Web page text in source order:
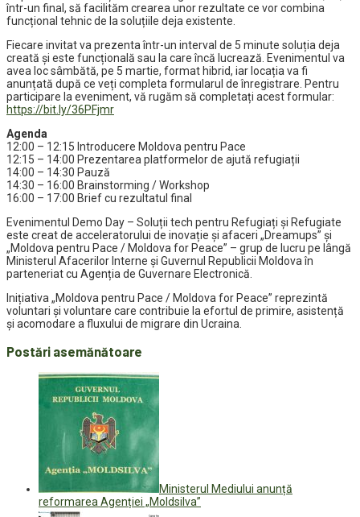
într-un final, să facilităm crearea unor rezultate ce vor combina
funcțional tehnic de la soluțiile deja existente.
Fiecare invitat va prezenta într-un interval de 5 minute soluția deja
creată și este funcțională sau la care încă lucrează. Evenimentul va
avea loc sâmbătă, pe 5 martie, format hibrid, iar locația va fi
anunțată după ce veți completa formularul de înregistrare. Pentru
participare la eveniment, vă rugăm să completați acest formular:
https://bit.ly/36PFjmr
Agenda
12:00 – 12:15 Introducere Moldova pentru Pace
12:15 – 14:00 Prezentarea platformelor de ajută refugiații
14:00 – 14:30 Pauză
14:30 – 16:00 Brainstorming / Workshop
16:00 – 17:00 Brief cu rezultatul final
Evenimentul Demo Day – Soluții tech pentru Refugiați și Refugiate
este creat de acceleratorului de inovație și afaceri „Dreamups” și
„Moldova pentru Pace / Moldova for Peace” – grup de lucru pe lângă
Ministerul Afacerilor Interne și Guvernul Republicii Moldova în
parteneriat cu Agenția de Guvernare Electronică.
Inițiativa „Moldova pentru Pace / Moldova for Peace” reprezintă
voluntari și voluntare care contribuie la efortul de primire, asistență
și acomodare a fluxului de migrare din Ucraina.
Postări asemănătoare
Ministerul Mediului anunță
reformarea Agenției „Moldsilva”